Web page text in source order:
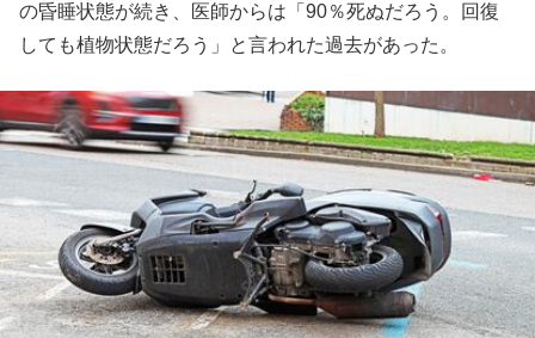
の昏睡状態が続き、医師からは「90％死ぬだろう。回復
しても植物状態だろう」と言われた過去があった。